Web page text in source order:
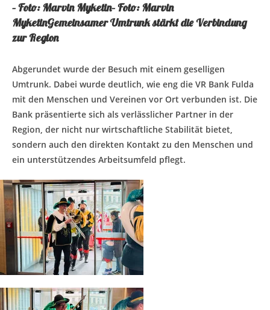
– Foto: Marvin Myketin– Foto: Marvin
MyketinGemeinsamer Umtrunk stärkt die Verbindung
zur Region
Abgerundet wurde der Besuch mit einem geselligen
Umtrunk. Dabei wurde deutlich, wie eng die VR Bank Fulda
mit den Menschen und Vereinen vor Ort verbunden ist. Die
Bank präsentierte sich als verlässlicher Partner in der
Region, der nicht nur wirtschaftliche Stabilität bietet,
sondern auch den direkten Kontakt zu den Menschen und
ein unterstützendes Arbeitsumfeld pflegt.